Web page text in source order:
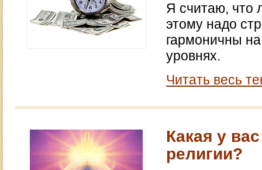
Я считаю, что
этому надо
гармоничны
уровнях.
Читать весь
Какая у
религии?